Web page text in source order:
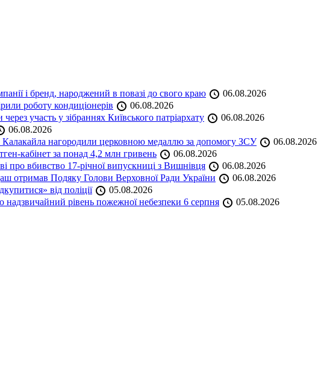
і бренд, народжений в повазі до свого краю
06.08.2026
роботу кондиціонерів
06.08.2026
участь у зібраннях Київського патріархату
06.08.2026
06.08.2026
Калакайла нагородили церковною медаллю за допомогу ЗСУ
06.08.2026
кабінет за понад 4,2 млн гривень
06.08.2026
про вбивство 17-річної випускниці з Вишнівця
06.08.2026
отримав Подяку Голови Верховної Ради України
06.08.2026
від поліції
05.08.2026
рівень пожежної небезпеки 6 серпня
05.08.2026